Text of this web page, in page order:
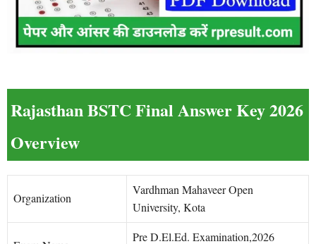
Rajasthan BSTC Final Answer Key 2026
Overview
Organization
Vardhman Mahaveer Open
University, Kota
Pre D.El.Ed. Examination,2026